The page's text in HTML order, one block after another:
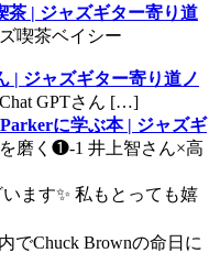
| ジャズギター寄り道
喫茶ベイシー
| ジャズギター寄り道ノ
GPTさん […]
に学ぶ本 | ジャズギ
磨く❶-1 井上智さん×高
ます✨ 私もとっても嬉
でChuck Brownの命日に